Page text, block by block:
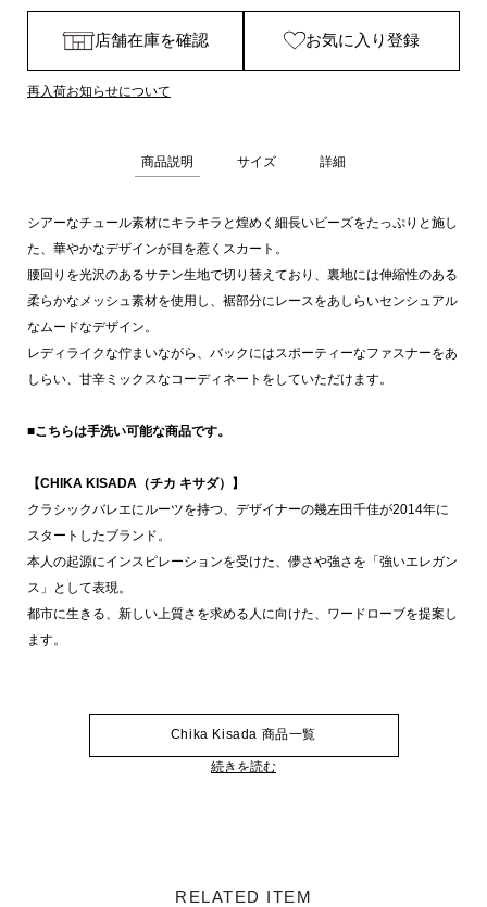
店舗在庫を確認 お気に入り登録
再入荷お知らせについて
商品説明 サイズ 詳細
シアーなチュール素材にキラキラと煌めく細長いビーズをたっぷりと施し
た、華やかなデザインが目を惹くスカート。
腰回りを光沢のあるサテン生地で切り替えており、裏地には伸縮性のある
柔らかなメッシュ素材を使用し、裾部分にレースをあしらいセンシュアル
なムードなデザイン。
レディライクな佇まいながら、バックにはスポーティーなファスナーをあ
しらい、甘辛ミックスなコーディネートをしていただけます。
■こちらは手洗い可能な商品です。
【CHIKA KISADA（チカ キサダ）】
クラシックバレエにルーツを持つ、デザイナーの幾左田千佳が2014年に
スタートしたブランド。
本人の起源にインスピレーションを受けた、儚さや強さを「強いエレガン
ス」として表現。
都市に生きる、新しい上質さを求める人に向けた、ワードローブを提案し
ます。
Chika Kisada 商品一覧
続きを読む
RELATED ITEM